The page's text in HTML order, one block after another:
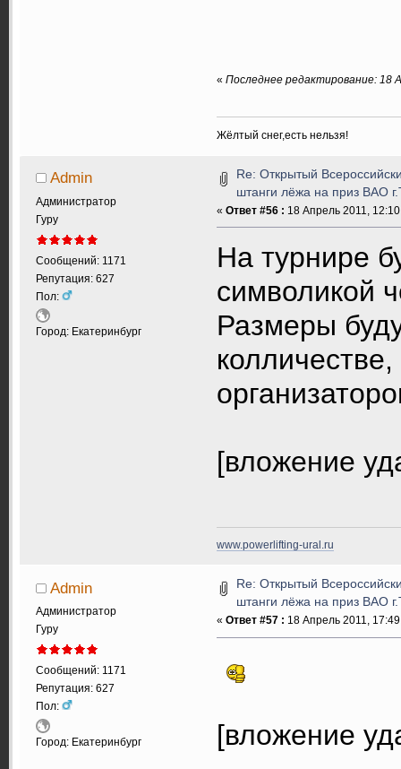
« Последнее редактирование: 18
Жёлтый снег,есть нельзя!
Admin
Администратор
Гуру
Сообщений: 1171
Репутация: 627
Пол:
Город: Екатеринбург
Re: Открытый
штанги лёжа на приз ВАО
« Ответ #56 : 18 Апрель 2011,
На турнире
символикой
Размеры
[вложение
www.powerlifting-ural.ru
Admin
Администратор
Гуру
Сообщений: 1171
Репутация: 627
Пол:
Город: Екатеринбург
Re: Открытый
штанги лёжа на приз ВАО
« Ответ #57 : 18 Апрель 2011,
[вложение